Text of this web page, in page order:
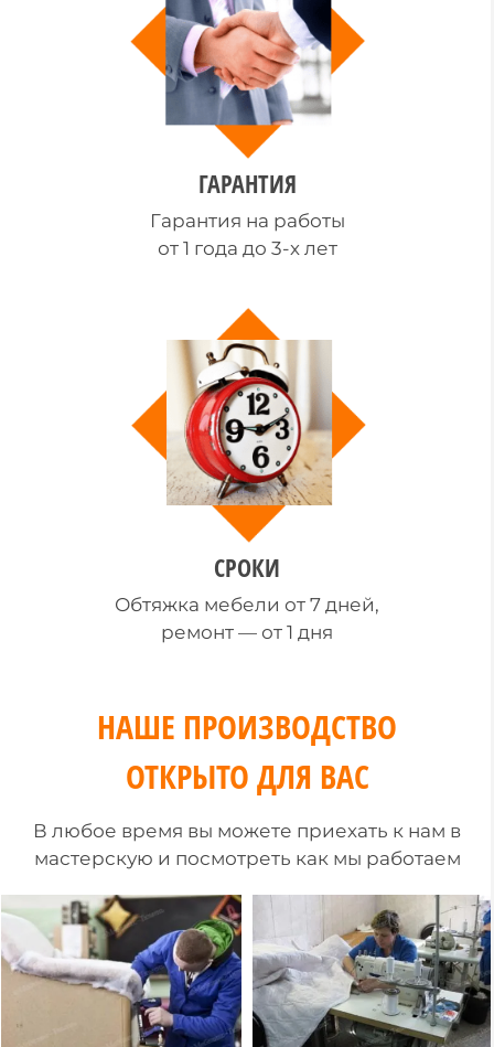
ГАРАНТИЯ
Гарантия на работы
от 1 года до 3-х лет
СРОКИ
Обтяжка мебели от 7 дней,
ремонт — от 1 дня
НАШЕ ПРОИЗВОДСТВО
ОТКРЫТО ДЛЯ ВАС
В любое время вы можете приехать к нам в
мастерскую и посмотреть как мы работаем